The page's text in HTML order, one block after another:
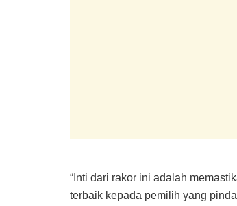
“Inti dari rakor ini adalah
terbaik kepada pemilih yang